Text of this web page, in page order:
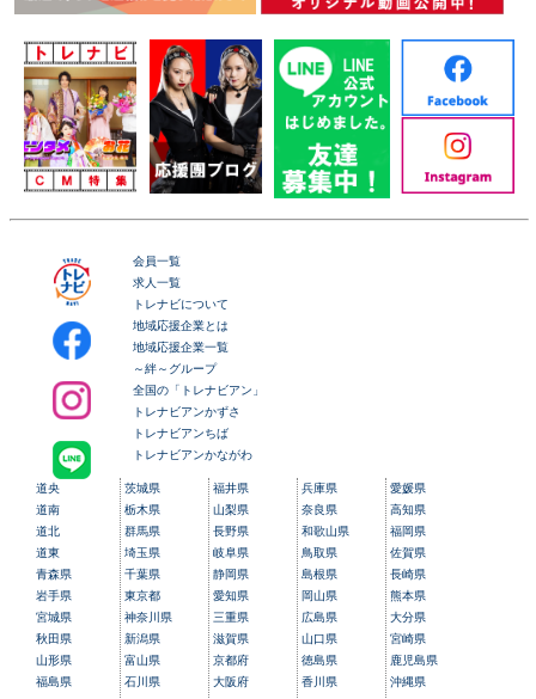
会員一覧
求人一覧
トレナビについて
地域応援企業とは
地域応援企業一覧
～絆～グループ
全国の「トレナビアン」
トレナビアンかずさ
トレナビアンちば
トレナビアンかながわ
道央
道南
道北
道東
青森県
岩手県
宮城県
秋田県
山形県
福島県
茨城県
栃木県
群馬県
埼玉県
千葉県
東京都
神奈川県
新潟県
富山県
石川県
福井県
山梨県
長野県
岐阜県
静岡県
愛知県
三重県
滋賀県
京都府
大阪府
兵庫県
奈良県
和歌山県
鳥取県
島根県
岡山県
広島県
山口県
徳島県
香川県
愛媛県
高知県
福岡県
佐賀県
長崎県
熊本県
大分県
宮崎県
鹿児島県
沖縄県